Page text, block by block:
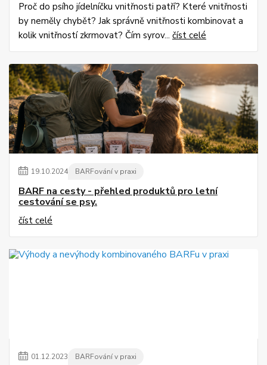
Proč do psího jídelníčku vnitřnosti patří? Které vnitřnosti
by neměly chybět? Jak správně vnitřnosti kombinovat a
kolik vnitřností zkrmovat? Čím syrov... číst celé
19.10.2024 BARFování v praxi
BARF na cesty - přehled produktů pro letní
cestování se psy.
číst celé
01.12.2023 BARFování v praxi